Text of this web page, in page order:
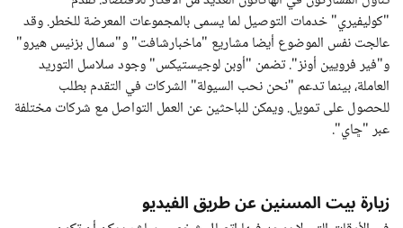
"كوليفيري" خدمات التوصيل لما يسمى بالمجموعات المعرضة للخطر. وقد
عالجت نفس الموضوع أيضا مشاريع "ماخبارشافت" و"سمال بزنيس هيرو"
و"فير فرويين أونز". تضمن "أوبن لوجيستيكس" وجود سلاسل التوريد
العاملة، بينما تدعم "نحن نحب السيولة" الشركات في التقدم بطلب
للحصول على تمويل. ويمكن للباحثين عن العمل التواصل مع شركات مختلفة
عبر "ڇاي".
زيارة بيت المسنين عن طريق الفيديو